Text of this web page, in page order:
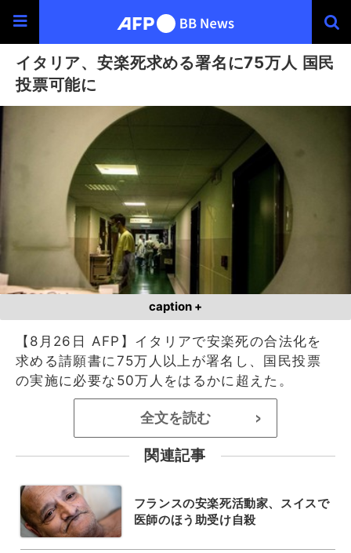
イタリア、安楽死求める署名に75万人 国民
投票可能に
caption +
【8月26日 AFP】イタリアで安楽死の合法化を
求める請願書に75万人以上が署名し、国民投票
の実施に必要な50万人をはるかに超えた。
全文を読む >
関連記事
フランスの安楽死活動家、スイスで
医師のほう助受け自殺